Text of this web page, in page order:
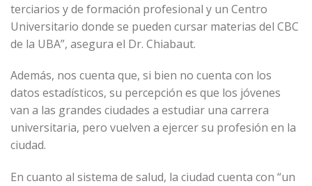
terciarios y de formación profesional y un Centro
Universitario donde se pueden cursar materias del CBC
de la UBA”, asegura el Dr. Chiabaut.
Además, nos cuenta que, si bien no cuenta con los
datos estadísticos, su percepción es que los jóvenes
van a las grandes ciudades a estudiar una carrera
universitaria, pero vuelven a ejercer su profesión en la
ciudad.
En cuanto al sistema de salud, la ciudad cuenta con “un